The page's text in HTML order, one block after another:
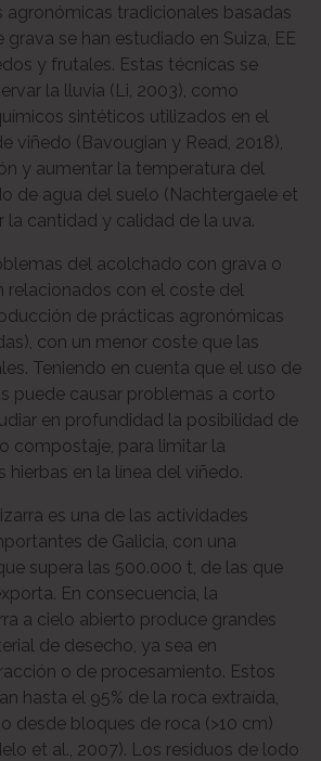
agronómicas tradicionales basadas
se han estudiado en Suiza, EE
y frutales. Estas técnicas se
la lluvia (Li, 2003), como
sintéticos utilizados en el
viñedo (Bavougian y Read, 2018),
y aumentar la temperatura del
de agua del suelo (Nachtergaele et
la cantidad y calidad de la uva.
del acolchado con grava o
relacionados con el coste del
de prácticas agronómicas
con un menor coste que las
Teniendo en cuenta que el uso de
puede causar problemas a corto
en profundidad la posibilidad de
compostaje, para limitar la
hierbas en la línea del viñedo.
es una de las actividades
de Galicia, con una
supera las 500.000 t, de las que
En consecuencia, la
a cielo abierto produce grandes
de desecho, ya sea en
o de procesamiento. Estos
hasta el 95% de la roca extraída,
desde bloques de roca (>10 cm)
et al., 2007). Los residuos de lodo